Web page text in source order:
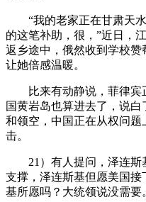
“我的老家正在甘肃天水
的这笔补助，很，”近日，
返乡途中，俄然收到学校赞
让她倍感温暖。
比来有动静说，菲律宾
国黄岩岛也算进去了，说
和领空，中国正在从权问
击。
21）有人提问，泽连斯
支撑，泽连斯基但愿美国
基所愿吗？大统领说没需要